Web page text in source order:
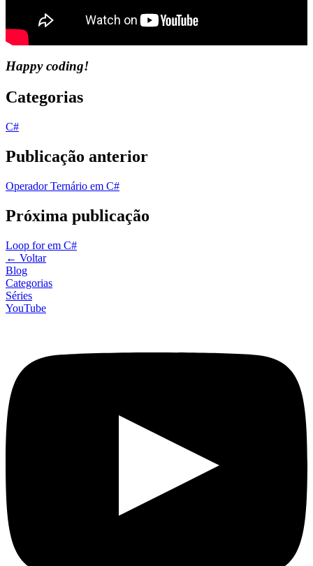
Happy coding!
Categorias
C#
Publicação anterior
Operador Ternário em C#
Próxima publicação
Loop for em C#
← Voltar
Blog
Categorias
Séries
YouTube